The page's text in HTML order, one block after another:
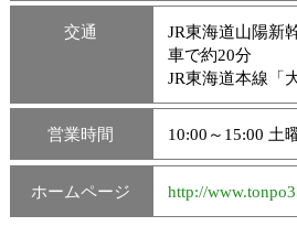
交通
JR東海道山陽新
車で約20分
JR東海道本線「
営業時間 10:00～15:00 土
ホームページ http://